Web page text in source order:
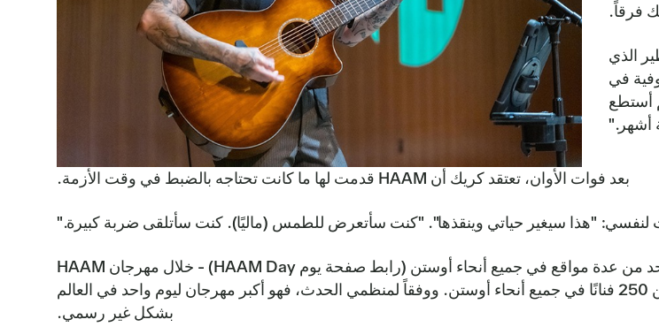
فرقاً.
الخطير الذي
في
أستطع
أشهر."
بعد فوات الأوان، تعتقد كريك أن HAAM قدمت لها ما كانت تحتاجه بالضبط في وقت الأزمة.
لنفسي: "هذا سيغير حياتي وينقذها". "كنت سأتعرض للطمس (ماليًا). كنت سأتلقى ضربة كبيرة."
في 23 سبتمبر، سيقدم كريك عرضًا في مكتب Central Health - وهو واحد من عدة مواقع في جميع أنحاء أوستن (رابط صفحة يوم HAAM Day) - خلال مهرجان HAAM
Day الموسيقي السنوي، وهو حدث ليوم واحد محلي بالكامل يضم أكثر من 250 فنانًا في جميع أنحاء أوستن. ووفقاً لمنظمي الحدث، فهو أكبر مهرجان ليوم واحد في العالم
بشكل غير رسمي.